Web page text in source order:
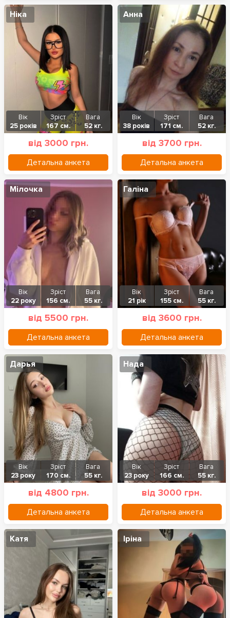
Ніка
Вік
25 років
Зріст
167 см.
Вага
52 кг.
від 3000 грн.
Детальна анкета
Анна
Вік
38 років
Зріст
171 см.
Вага
52 кг.
від 3700 грн.
Детальна анкета
Мілочка
Вік
22 року
Зріст
156 см.
Вага
55 кг.
від 5500 грн.
Детальна анкета
Галіна
Вік
21 рік
Зріст
155 см.
Вага
55 кг.
від 3600 грн.
Детальна анкета
Дарья
Вік
23 року
Зріст
170 см.
Вага
55 кг.
від 4800 грн.
Детальна анкета
Нада
Вік
23 року
Зріст
166 см.
Вага
55 кг.
від 3000 грн.
Детальна анкета
Катя Іріна